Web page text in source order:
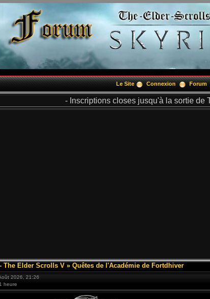
Le Site Connexion Forum
- Inscriptions closes jusqu'à la sortie de
The Elder Scrolls V » Quêtes de l'Académie de Fortdhiver
2026, 21:26
heure